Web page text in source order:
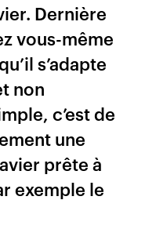
Dernière
vous-même
s’adapte
non
c’est de
une
prête à
exemple le